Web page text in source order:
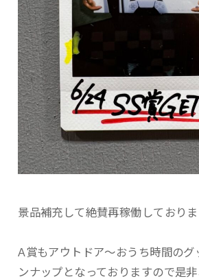
景品補充して絶賛再稼働しており
A賞もアウトドア〜おうち時間のグ
ンナップとなっておりますので是